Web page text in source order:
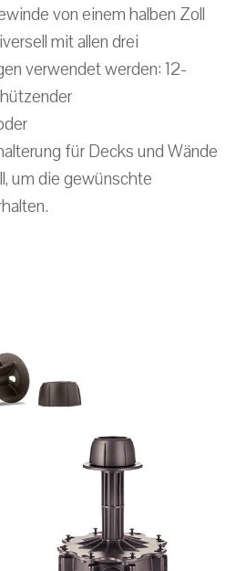
von einem halben Zoll
mit allen drei
verwendet werden: 12-
für Decks und Wände
um die gewünschte